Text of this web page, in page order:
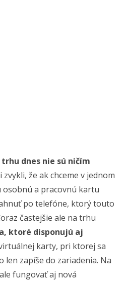
dnes nie sú ničím
zvykli, že ak chceme v jednom
a pracovnú kartu
po telefóne, ktorý touto
častejšie ale na trhu
ktoré disponujú aj
karty, pri ktorej sa
len zapíše do zariadenia. Na
fungovať aj nová